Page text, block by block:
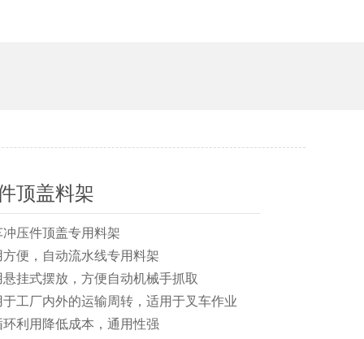
顶盖料架
汽车冲压件顶盖专用料架
方便，自动流水线专用料架
悬挂式摆放，方便自动机械手抓取
用于工厂内外的运输周转，适用于叉车作业
循环利用降低成本，通用性强